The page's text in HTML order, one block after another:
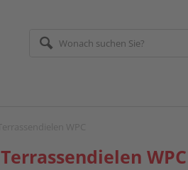
Terrassendielen WPC